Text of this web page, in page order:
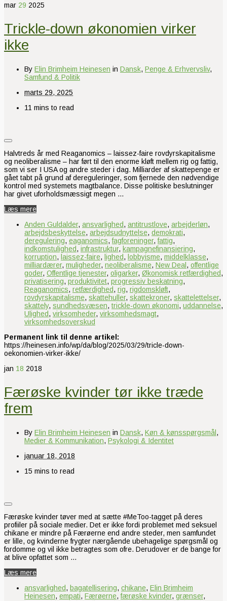
mar 29 2025
Trickle-down økonomien virker
ikke
By Elin Brimheim Heinesen in Dansk, Penge & Erhvervsliv,
Samfund & Politik
marts 29, 2025
11 mins to read
Halvtreds år med Reaganomics – laissez-faire rovdyrskapitalisme
og neoliberalisme – har ført til den enorme kløft mellem rig og fattig,
som vi ser I USA og andre steder i dag. Milliarder af skattepenge er
gået tabt på grund af dereguleringer, som fjernede den nødvendige
kontrol med systemets magtbalance. Disse politiske beslutninger
har givet uforholdsmæssigt megen …
Læs mere
Anden Guldalder, ansvarlighed, antitrustlove, arbejderløn,
arbejdsbeskyttelse, arbejdsudnyttelse, demokrati,
deregulering, eaganomics,fagforeninger,fattig,
indkomstulighed, infrastruktur, kampagnefinansiering,
korruption, laissez-faire, lighed, lobbyisme, middelklasse,
milliardærer, muligheder, neoliberalisme, New Deal , offentlige
goder, Offentlige tjenester, oligarker, Økonomisk retfærdighed,
privatisering, produktivitet, progressiv beskatning,
Reaganomics, retfærdighed, rig, rigdomskløft,
rovdyrskapitalisme, skattehuller, skattekroner, skattelettelser,
skattely, sundhedsvæsen, trickle-down økonomi, uddannelse,
Ulighed, virksomheder, virksomhedsmagt,
virksomhedsoverskud
Permanent link til denne artikel:
https://heinesen.info/wp/da/blog/2025/03/29/tricle-down-
oekonomien-virker-ikke/
jan 18 2018
Færøske kvinder tør ikke træde
frem
By Elin Brimheim Heinesen in Dansk, Køn & kønsspørgsmål ,
Medier & Kommunikation, Psykologi & Identitet
januar 18, 2018
15 mins to read
Færøske kvinder tøver med at sætte #MeToo-tagget på deres
profiiler på sociale medier. Det er ikke fordi problemet med seksuel
chikane er mindre på Færøerne end andre steder, men samfundet
er lille, og kvinderne frygter nærgående ubehagelige spørgsmål og
fordomme og vil ikke betragtes som ofre. Derudover er de bange for
at blive opfattet som …
Læs mere
ansvarlighed, bagatellisering, chikane, Elin Brimheim
Heinesen, empati, Færøerne,færøske kvinder, grænser,